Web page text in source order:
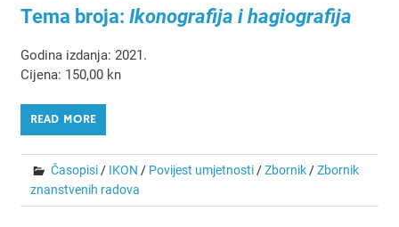
Tema broja: Ikonografija i hagiografija
Godina izdanja: 2021.
Cijena: 150,00 kn
READ MORE
Časopisi/ IKON / Povijest umjetnosti/Zbornik/Zbornik
znanstvenih radova